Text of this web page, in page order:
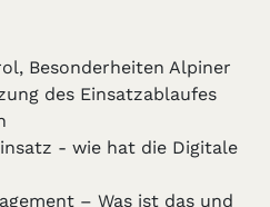
Besonderheiten Alpiner
des Einsatzablaufes
- wie hat die Digitale
– Was ist das und